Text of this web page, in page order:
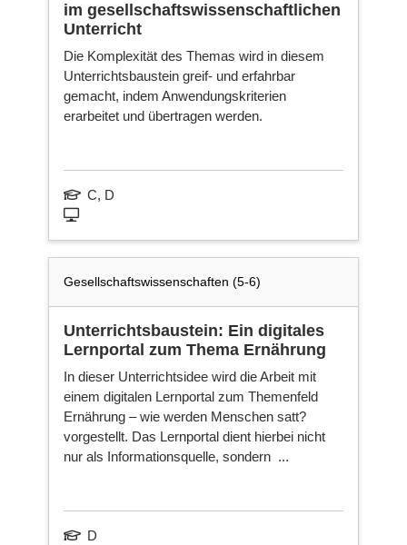
im gesellschaftswissenschaftlichen
Unterricht
Die Komplexität des Themas wird in diesem
Unterrichtsbaustein greif- und erfahrbar
gemacht, indem Anwendungskriterien
erarbeitet und übertragen werden.
C, D
Gesellschaftswissenschaften (5-6)
Unterrichtsbaustein: Ein digitales
Lernportal zum Thema Ernährung
In dieser Unterrichtsidee wird die Arbeit mit
einem digitalen Lernportal zum Themenfeld
Ernährung – wie werden Menschen satt?
vorgestellt. Das Lernportal dient hierbei nicht
nur als Informationsquelle, sondern ...
D